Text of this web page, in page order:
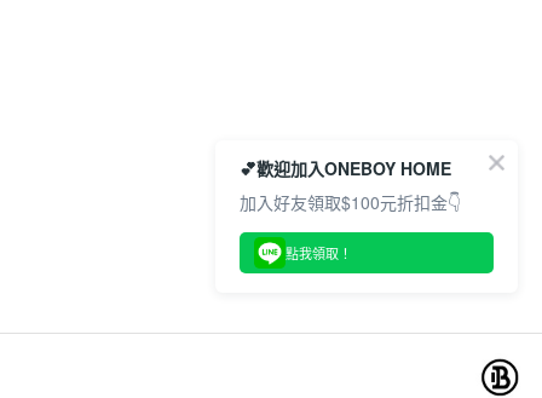
💕歡迎加入ONEBOY HOME
加入好友領取$100元折扣金👇
點我領取！